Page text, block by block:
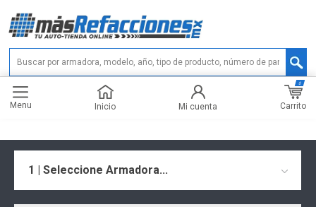
Menu Inicio Mi cuenta Carrito
0
1 | Seleccione Armadora...